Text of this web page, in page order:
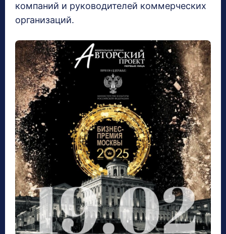
компаний и руководителей коммерческих
организаций.